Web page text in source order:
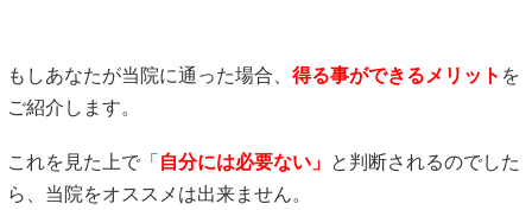
もしあなたが当院に通った場合、 得る事ができるメリット を
ご紹介します。
これを見た上で「 自分には必要ない」 と判断されるのでした
ら、当院をオススメは出来ません。